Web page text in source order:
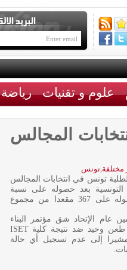
علوم و تقنيات رياضة
المجالس
مختلفة,تونس
لطلبة تونس في انتخابات المجالس
التونسية بعد حصوله على نسبة
65.53% بعد حصوله على 367 مقعدا من مجموع
عام الإتحاد شق مؤتمر البناء
وائل نوار تقديم طعن وحيد ضد نتيجة كلية ISET
إلى عدم تسجيل أي حالة